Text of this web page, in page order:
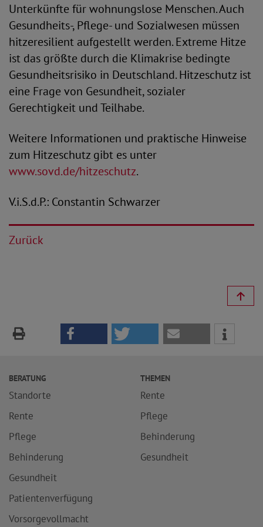
Unterkünfte für wohnungslose Menschen. Auch
Gesundheits-, Pflege- und Sozialwesen müssen
hitzeresilient aufgestellt werden. Extreme Hitze
ist das größte durch die Klimakrise bedingte
Gesundheitsrisiko in Deutschland. Hitzeschutz ist
eine Frage von Gesundheit, sozialer
Gerechtigkeit und Teilhabe.
Weitere Informationen und praktische Hinweise
zum Hitzeschutz gibt es unter
www.sovd.de/hitzeschutz.
V.i.S.d.P.: Constantin Schwarzer
Zurück
BERATUNG
Standorte
Rente
Pflege
Behinderung
Gesundheit
Patientenverfügung
Vorsorgevollmacht
THEMEN
Rente
Pflege
Behinderung
Gesundheit